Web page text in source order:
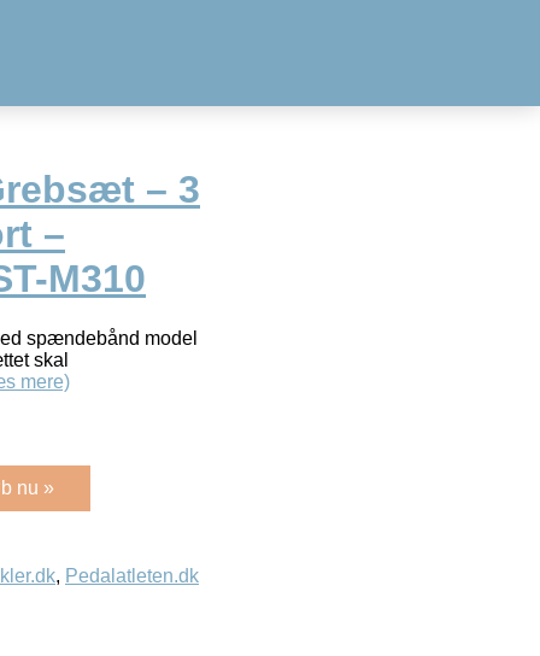
– 3
–
M310
spændebånd model
skal
mere)
nu »
, Pedalatleten.dk